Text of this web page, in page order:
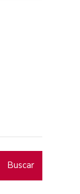
Buscar